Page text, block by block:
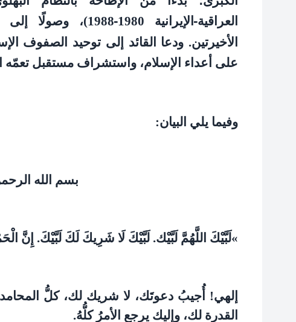
العراقية‑الإيرانية 1980 ‑
1988)، وصولًا
الأخيرتين. ودعا القائد إلى توحيد الصفوف
على أعداء الإسلام، واستشراف مستقبل تعمّه
وفيما يلي البيان:
بسم الله
«لَبَّيْكَ اللَّهُمَّ لَبَّيْك‏. لَبَّيْكَ لَا شَرِيكَ‏ لَكَ‏ لَبَّيْكَ.‏ إِنَّ
إلهي! أُجيبُ دعوتَك، لا شريك لك، كلُّ
القدرة لك، وإليك يرجع الأمرُ كلُّهُ.